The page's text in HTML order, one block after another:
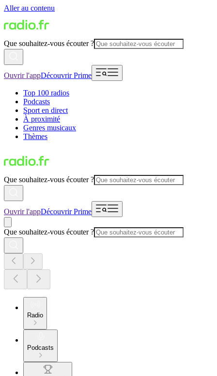
Aller au contenu
Que souhaitez-vous écouter ?
Ouvrir l'appDécouvrir Prime
Top 100 radios
Podcasts
Sport en direct
À proximité
Genres musicaux
Thèmes
Que souhaitez-vous écouter ?
Ouvrir l'appDécouvrir Prime
Que souhaitez-vous écouter ?
Radio
Podcasts